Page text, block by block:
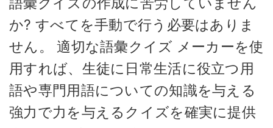
か? すべてを手動で行う必要はありま
せん。 適切な語彙クイズ メーカーを使
用すれば、生徒に日常生活に役立つ用
語や専門用語についての知識を与える
強力で力を与えるクイズを確実に提供